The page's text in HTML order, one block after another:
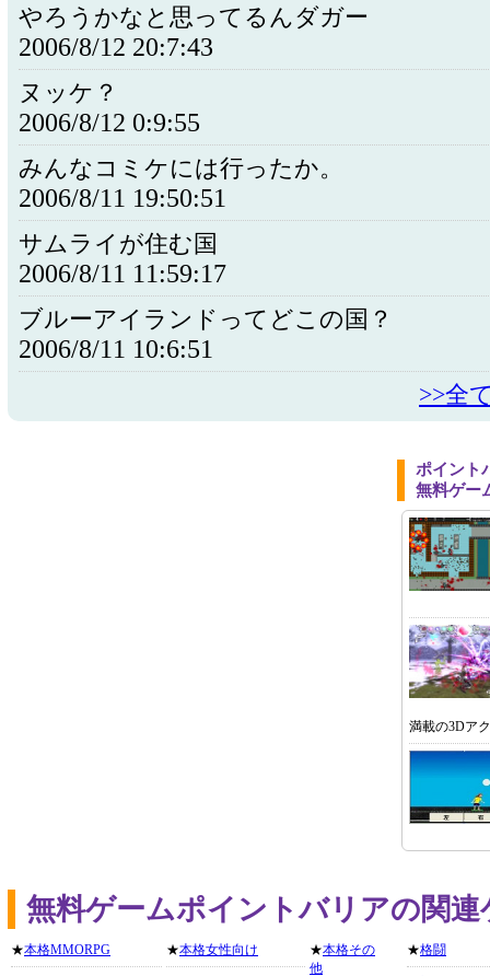
やろうかなと思ってるんダガー
2006/8/12 20:7:43
ヌッケ？
2006/8/12 0:9:55
みんなコミケには行ったか。
2006/8/11 19:50:51
サムライが住む国
2006/8/11 11:59:17
ブルーアイランドってどこの国？
2006/8/11 10:6:51
>>全
ポイント
無料ゲー
満載の3Dア
無料ゲームポイントバリアの関
★本格MMORPG ★本格女性向け ★本格その
他
★格闘